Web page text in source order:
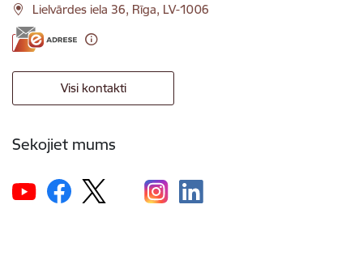
Lielvārdes iela 36, Rīga, LV-1006
Visi kontakti
Sekojiet mums